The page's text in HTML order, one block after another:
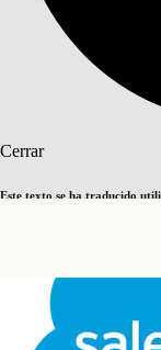
Cerrar
Este texto se ha traducido
Cerrar Cerrar
Índice de